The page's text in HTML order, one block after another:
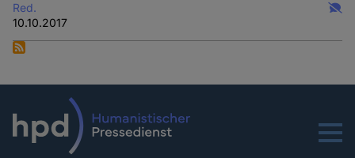
Red.
10.10.2017
Menu